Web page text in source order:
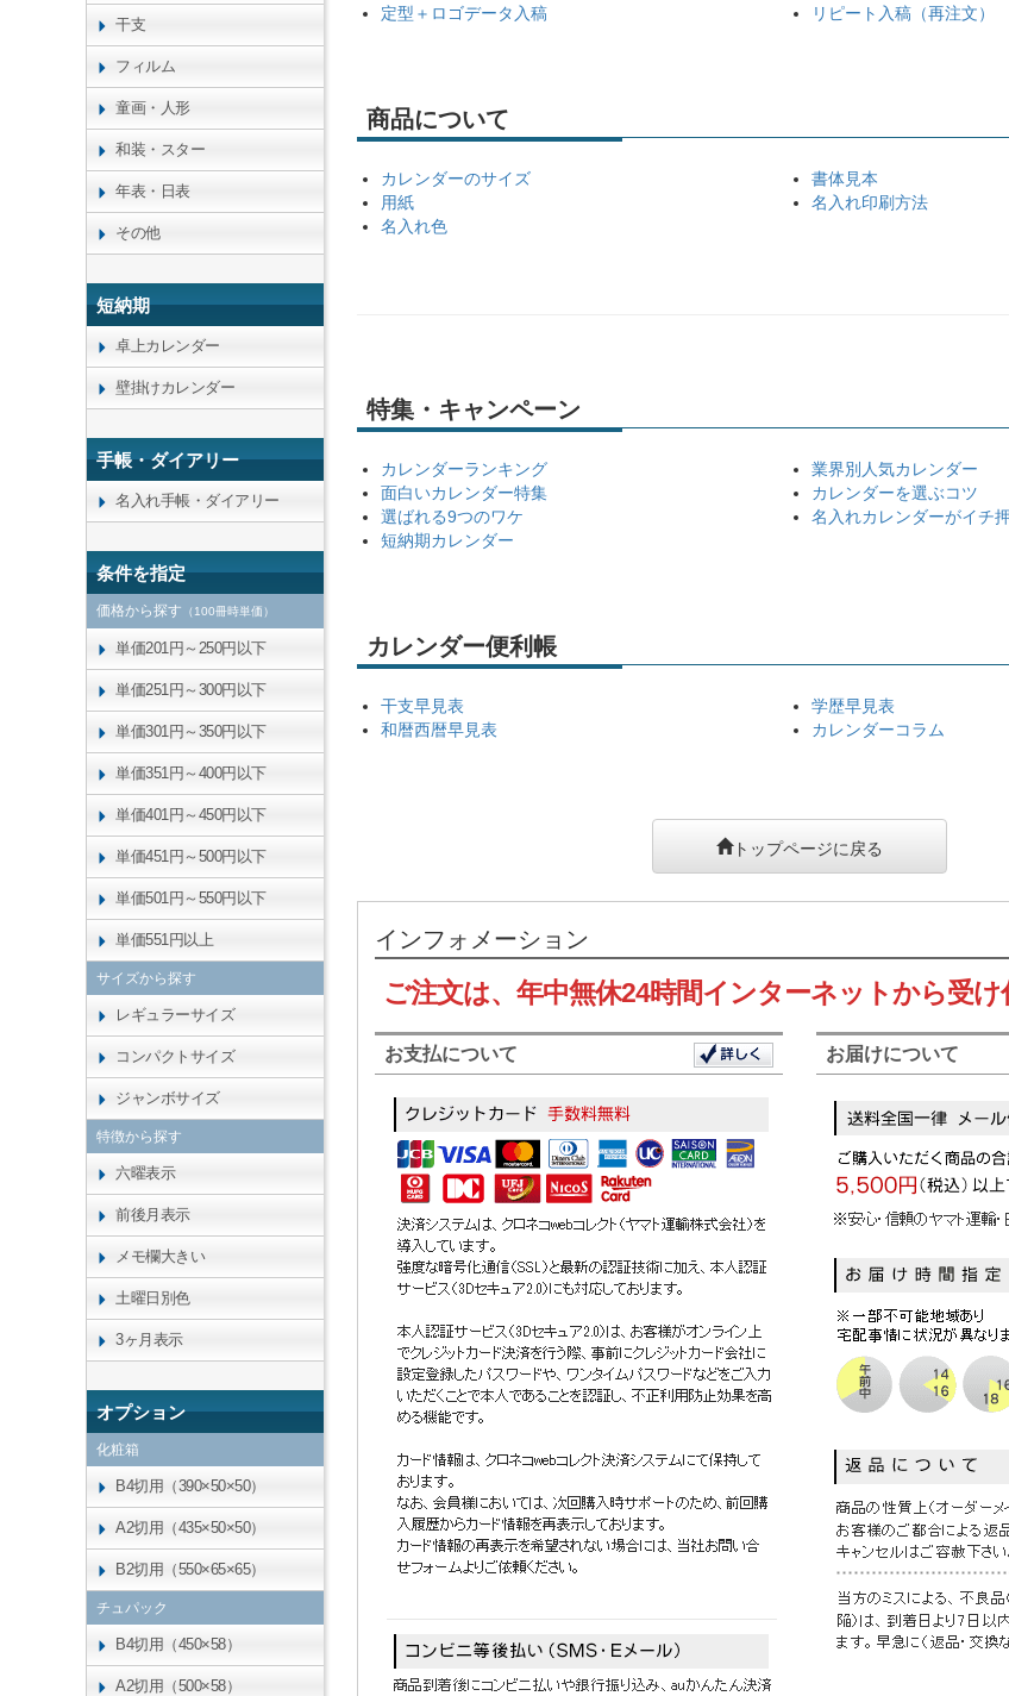
定型＋ロゴデータ入稿
リピート入稿（再注文）
商品について
カレンダーのサイズ
書体見本
用紙
名入れ印刷方法
名入れ色
特集・キャンペーン
カレンダーランキング
業界別人気カレンダー
面白いカレンダー特集
カレンダーを選ぶコツ
選ばれる9つのワケ
名入れカレンダーがイチ
短納期カレンダー
カレンダー便利帳
干支早見表
学歴早見表
和暦西暦早見表
カレンダーコラム
トップページに戻る
インフォメーション
ご注文は、年中無休24時間インターネットから受け
お支払について お届けについて
干支
フィルム
童画・人形
和装・スター
年表・日表
その他
短納期
卓上カレンダー
壁掛けカレンダー
手帳・ダイアリー
名入れ手帳・ダイアリー
条件を指定
価格から探す （100冊時単価）
単価201円～250円以下
単価251円～300円以下
単価301円～350円以下
単価351円～400円以下
単価401円～450円以下
単価451円～500円以下
単価501円～550円以下
単価551円以上
サイズから探す
レギュラーサイズ
コンパクトサイズ
ジャンボサイズ
特徴から探す
六曜表示
前後月表示
メモ欄大きい
土曜日別色
3ヶ月表示
オプション
化粧箱
B4切用（390×50×50）
A2切用（435×50×50）
B2切用（550×65×65）
チュパック
B4切用（450×58）
A2切用（500×58）